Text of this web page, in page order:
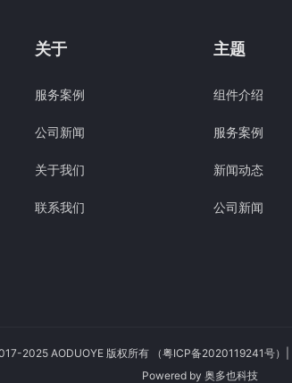
关于
服务案例
公司新闻
关于我们
联系我们
主题
组件介绍
服务案例
新闻动态
公司新闻
2025 AODUOYE 版权所有 （粤ICP备2020119241号）
Powered by 奥多也科技